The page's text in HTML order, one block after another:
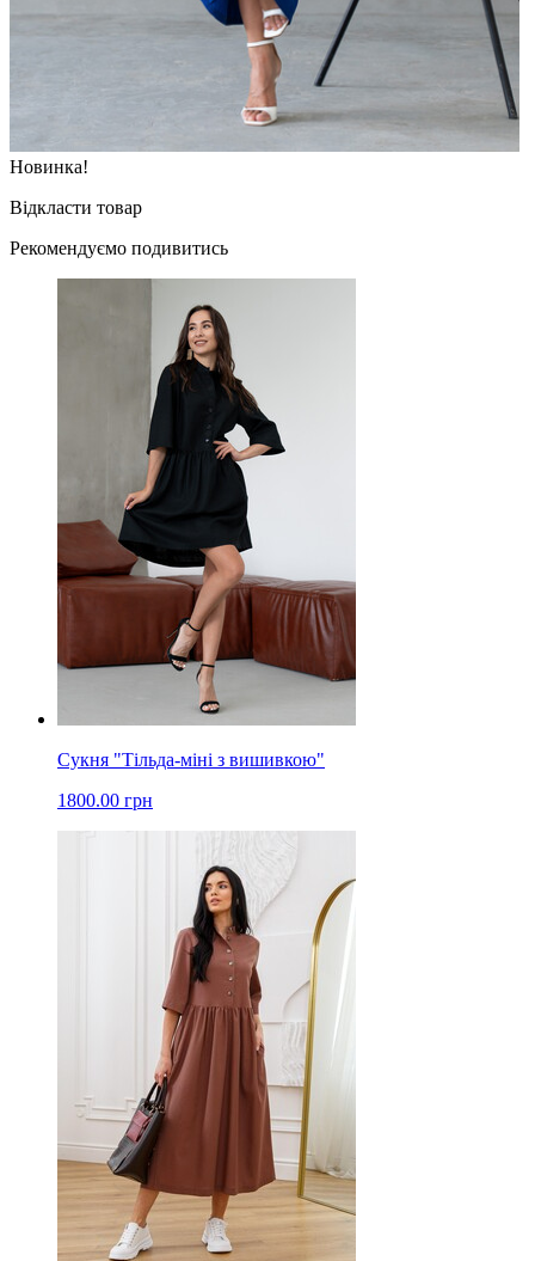
Новинка!
Відкласти товар
Рекомендуємо подивитись
Сукня "Тільда-міні з вишивкою"
1800.00 грн